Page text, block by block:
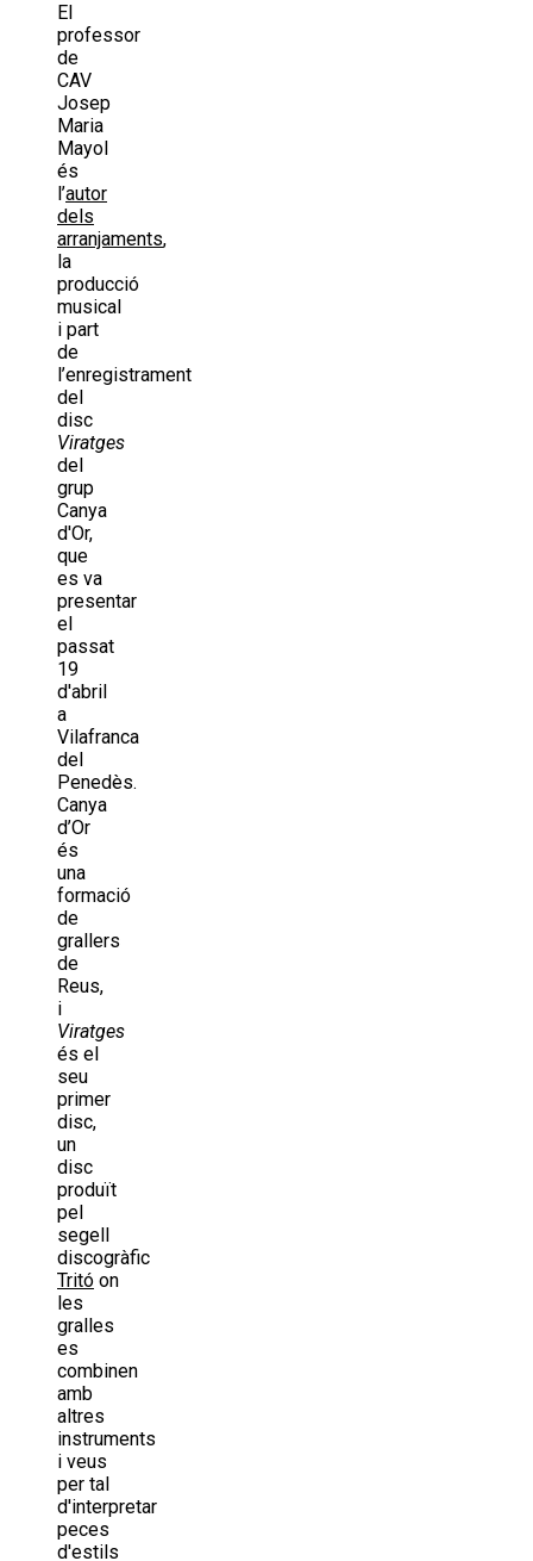
El
professor
de
CAV
Josep
Maria
Mayol
és
l’autor
dels
arranjaments,
la
producció
musical
i part
de
l’enregistrament
del
disc
Viratges
del
grup
Canya
d'Or,
que
es va
presentar
el
passat
19
d'abril
a
Vilafranca
del
Penedès.
Canya
d’Or
és
una
formació
de
grallers
de
Reus,
i
Viratges
és el
seu
primer
disc,
un
disc
produït
pel
segell
discogràfic
Tritó on
les
gralles
es
combinen
amb
altres
instruments
i veus
per tal
d'interpretar
peces
d'estils